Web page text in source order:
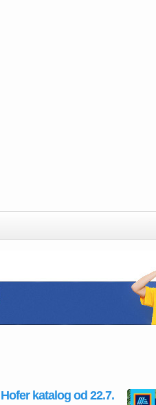
Hofer katalog od 22.7.